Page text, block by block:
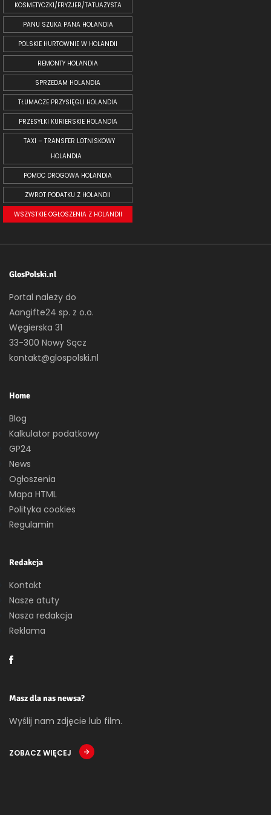
KOSMETYCZKI/FRYZJER/TATUAŻYSTA
PANU SZUKA PANA HOLANDIA
POLSKIE HURTOWNIE W HOLANDII
REMONTY HOLANDIA
SPRZEDAM HOLANDIA
TŁUMACZE PRZYSIĘGLI HOLANDIA
PRZESYŁKI KURIERSKIE HOLANDIA
TAXI – TRANSFER LOTNISKOWY
HOLANDIA
POMOC DROGOWA HOLANDIA
ZWROT PODATKU Z HOLANDII
WSZYSTKIE OGŁOSZENIA Z HOLANDII
GlosPolski.nl
Portal należy do
Aangifte24 sp. z o.o.
Węgierska 31
33-300 Nowy Sącz
kontakt@glospolski.nl
Home
Blog
Kalkulator podatkowy
GP24
News
Ogłoszenia
Mapa HTML
Polityka cookies
Regulamin
Redakcja
Kontakt
Nasze atuty
Nasza redakcja
Reklama
Masz dla nas newsa?
Wyślij nam zdjęcie lub film.
ZOBACZ WIĘCEJ